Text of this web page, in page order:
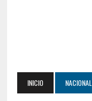
INICIO